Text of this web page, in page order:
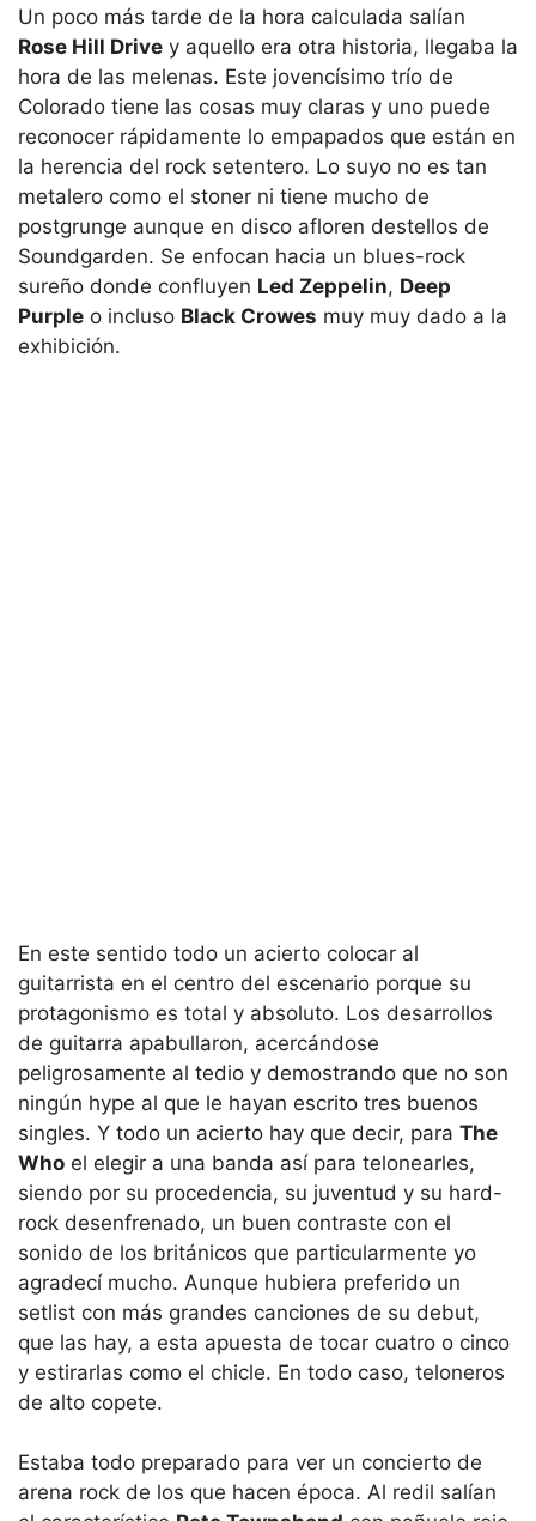
Un poco más tarde de la hora calculada salían
Rose Hill Drive y aquello era otra historia, llegaba la
hora de las melenas. Este jovencísimo trío de
Colorado tiene las cosas muy claras y uno puede
reconocer rápidamente lo empapados que están en
la herencia del rock setentero. Lo suyo no es tan
metalero como el stoner ni tiene mucho de
postgrunge aunque en disco afloren destellos de
Soundgarden. Se enfocan hacia un blues-rock
sureño donde confluyen Led Zeppelin, Deep
Purple o incluso Black Crowes muy muy dado a la
exhibición.
En este sentido todo un acierto colocar al
guitarrista en el centro del escenario porque su
protagonismo es total y absoluto. Los desarrollos
de guitarra apabullaron, acercándose
peligrosamente al tedio y demostrando que no son
ningún hype al que le hayan escrito tres buenos
singles. Y todo un acierto hay que decir, para The
Who el elegir a una banda así para telonearles,
siendo por su procedencia, su juventud y su hard-
rock desenfrenado, un buen contraste con el
sonido de los británicos que particularmente yo
agradecí mucho. Aunque hubiera preferido un
setlist con más grandes canciones de su debut,
que las hay, a esta apuesta de tocar cuatro o cinco
y estirarlas como el chicle. En todo caso, teloneros
de alto copete.
Estaba todo preparado para ver un concierto de
arena rock de los que hacen época. Al redil salían